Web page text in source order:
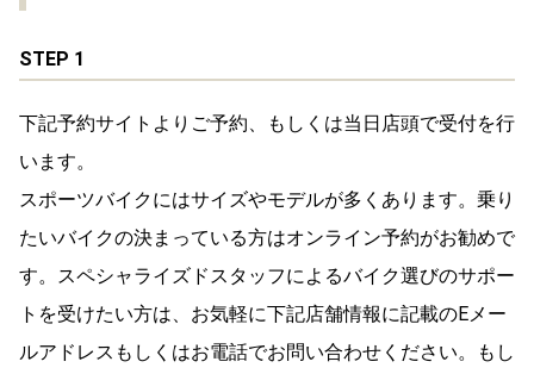
STEP 1
下記予約サイトよりご予約、もしくは当日店頭で受付を行
います。
スポーツバイクにはサイズやモデルが多くあります。乗り
たいバイクの決まっている方はオンライン予約がお勧めで
す。スペシャライズドスタッフによるバイク選びのサポー
トを受けたい方は、お気軽に下記店舗情報に記載のEメー
ルアドレスもしくはお電話でお問い合わせください。もし